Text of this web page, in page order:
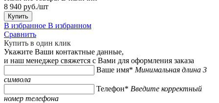
8 940 руб./шт
Купить
В избранное В избранном
Сравнить
Купить в один клик
Укажите Ваши контактные данные,
и наш менеджер свяжется с Вами для оформления заказа
Ваше имя* Минимальная длина 3
символа
Телефон* Введите корректный
номер телефона